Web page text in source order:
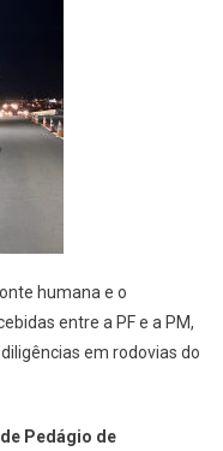
humana e o
entre a PF e a PM,
em rodovias do
Pedágio de